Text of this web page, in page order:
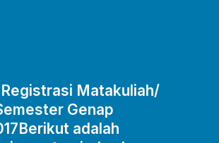
Matakuliah/
Genap
adalah